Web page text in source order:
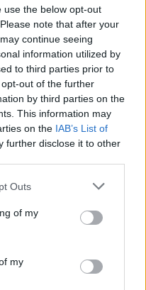
use the below opt-out
note that after your
continue seeing
information utilized by
to third parties prior to
out of the further
by third parties on the
This information may
on the IAB’s List of
further disclose it to other
one or more Google
You may click to
its third-party tags to
in below Google
Outs
of my
my
svolgere un ruolo
e la comprensione tra
che la commissione e i
ma incoraggino
un futuro migliore
possiamo fare la